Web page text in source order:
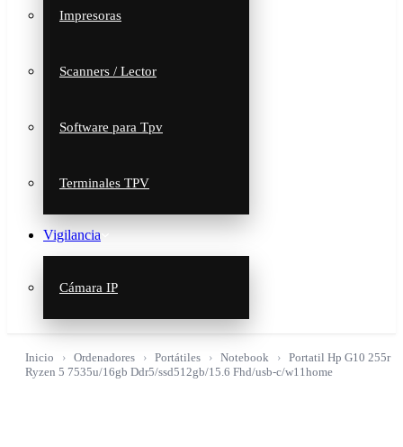
Impresoras
Scanners / Lector
Software para Tpv
Terminales TPV
Vigilancia
Cámara IP
Inicio Ordenadores Portátiles Notebook
Portatil Hp G10 255r
Ryzen 5 7535u/16gb Ddr5/ssd512gb/15.6 Fhd/usb-c/w11home